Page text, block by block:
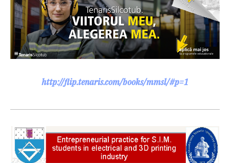
http://flip.tenaris.com/books/mmsl/#p=1